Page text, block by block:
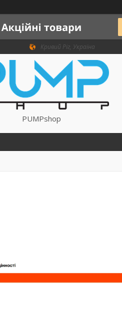
Кривий Ріг, Україна
PUMPshop